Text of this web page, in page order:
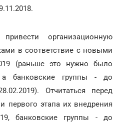
организационную
в соответствие с новыми
(раньше это нужно было
а банковские группы - до
Отчитаться перед
первого этапа их внедрения
банковские группы - до